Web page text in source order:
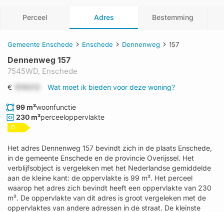
Perceel Adres Bestemming
Gemeente Enschede Enschede Dennenweg 157
Dennenweg 157
7545WD, Enschede
€ Wat moet ik bieden voor deze woning?
99 m²woonfunctie
230 m²perceeloppervlakte
D
Het adres Dennenweg 157 bevindt zich in de plaats Enschede,
in de gemeente Enschede en de provincie Overijssel. Het
verblijfsobject is vergeleken met het Nederlandse gemiddelde
aan de kleine kant: de oppervlakte is 99 m². Het perceel
waarop het adres zich bevindt heeft een oppervlakte van 230
m². De oppervlakte van dit adres is groot vergeleken met de
oppervlaktes van andere adressen in de straat. De kleinste